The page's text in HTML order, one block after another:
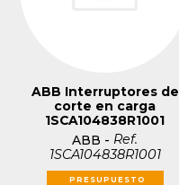
ABB Interruptores de
corte en carga
1SCA104838R1001
ABB - Ref.
1SCA104838R1001
PRESUPUESTO